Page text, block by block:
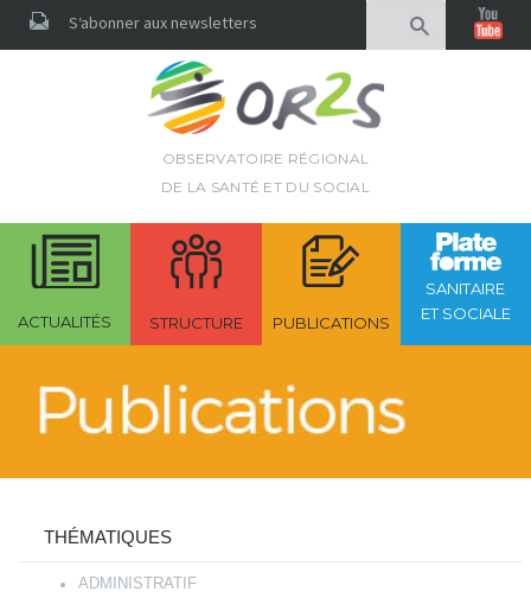
S‘abonner aux newsletters
OBSERVATOIRE RÉGIONAL
DE LA SANTÉ ET DU SOCIAL
ACTUALITÉS STRUCTURE PUBLICATIONS
SANITAIRE
ET SOCIALE
THÉMATIQUES
ADMINISTRATIF